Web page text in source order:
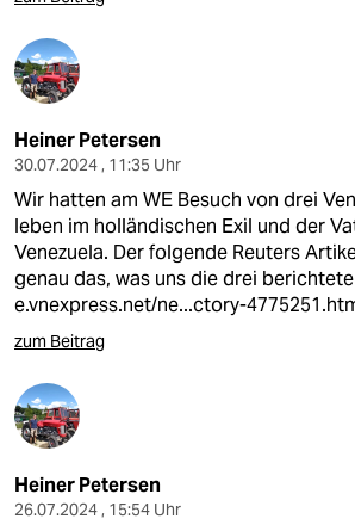
Heiner Petersen
30.07.2024 , 11:35 Uhr
Wir hatten am WE Besuch von drei
leben im holländischen Exil und der
Venezuela. Der folgende Reuters
genau das, was uns die drei
e.vnexpress.net/ne...ctory-
zum Beitrag
Heiner Petersen
26.07.2024 , 15:54 Uhr